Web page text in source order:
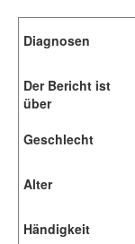
Diagnosen
Der Bericht ist
über
Geschlecht
Alter
Händigkeit